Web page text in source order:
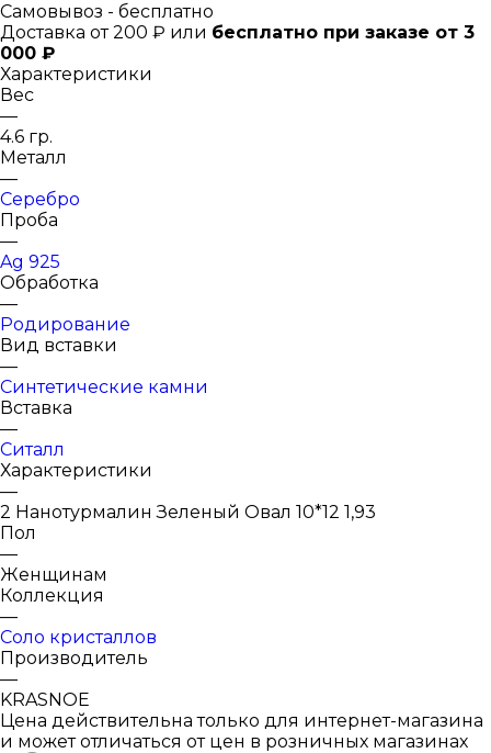
Самовывоз - бесплатно
Доставка от 200 ₽ или бесплатно при заказе от 3
000 ₽
Характеристики
Вес
—
4.6 гр.
Металл
—
Серебро
Проба
—
Ag 925
Обработка
—
Родирование
Вид вставки
—
Синтетические камни
Вставка
—
Ситалл
Характеристики
—
2 Нанотурмалин Зеленый Овал 10*12 1,93
Пол
—
Женщинам
Коллекция
—
Соло кристаллов
Производитель
—
KRASNOE
Цена действительна только для интернет-магазина
и может отличаться от цен в розничных магазинах